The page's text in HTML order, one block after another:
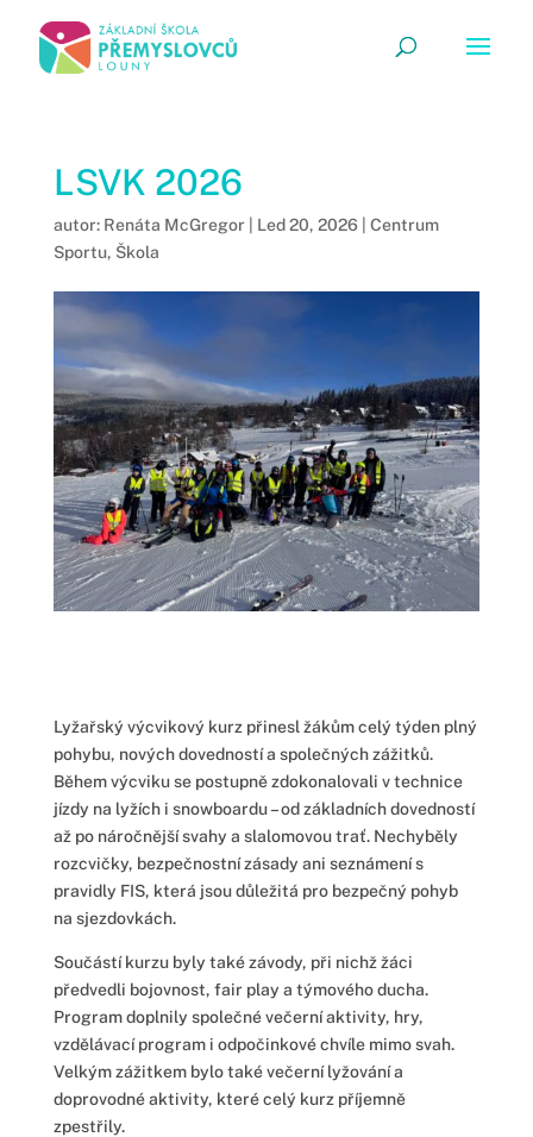
LSVK 2026
autor: Renáta McGregor Led 20, 2026| Centrum
Sportu, Škola
Lyžařský výcvikový kurz přinesl žákům celý týden plný
pohybu, nových dovedností a společných zážitků.
Během výcviku se postupně zdokonalovali v technice
jízdy na lyžích i snowboardu – od základních dovedností
až po náročnější svahy a slalomovou trať. Nechyběly
rozcvičky, bezpečnostní zásady ani seznámení s
pravidly FIS, která jsou důležitá pro bezpečný pohyb
na sjezdovkách.
Součástí kurzu byly také závody, při nichž žáci
předvedli bojovnost, fair play a týmového ducha.
Program doplnily společné večerní aktivity, hry,
vzdělávací program i odpočinkové chvíle mimo svah.
Velkým zážitkem bylo také večerní lyžování a
doprovodné aktivity, které celý kurz příjemně
zpestřily.